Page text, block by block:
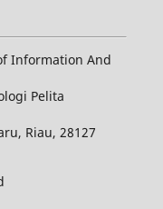
Information And
Pelita
, Riau, 28127